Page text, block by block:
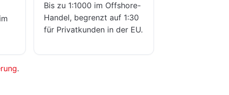
Bis zu 1:1000 im Offshore-
Handel, begrenzt auf 1:30
für Privatkunden in der EU.
.